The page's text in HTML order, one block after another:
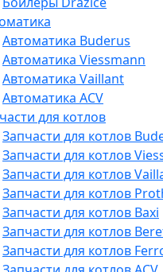
Автоматика Buderus
Автоматика Viessmann
Автоматика Vaillant
Автоматика ACV
для котлов
Запчасти для котлов
Запчасти для котлов
Запчасти для котлов
Запчасти для котлов
Запчасти для котлов Baxi
Запчасти для котлов
Запчасти для котлов